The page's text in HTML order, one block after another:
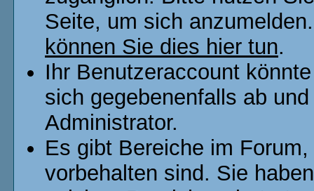
Seite, um sich
können Sie dies hier tun.
Ihr Benutzeraccount
sich gegebenenfalls ab
Administrator.
Es gibt Bereiche im
vorbehalten sind. Sie